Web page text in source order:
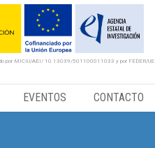
por MICIU/AEI/ 10.13039/501100011033 y por FEDER/UE
EVENTOS CONTACTO